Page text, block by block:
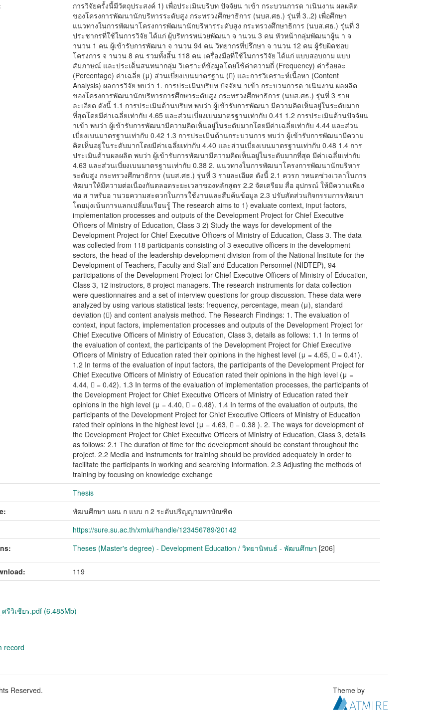
การวิจัยครั้งนี้มีวัตถุประสงค์ 1) เพื่อประเมินบริบท ปัจจัยน าเข้า กระบวนการด าเนินงาน ผลผลิต
ของโครงการพัฒนานักบริหารระดับสูง กระทรวงศึกษาธิการ (นบส.ศธ.) รุ่นที่ 3..2) เพื่อศึกษา
แนวทางในการพัฒนาโครงการพัฒนานักบริหารระดับสูง กระทรวงศึกษาธิการ (นบส.ศธ.) รุ่นที่ 3
ประชากรที่ใช้ในการวิจัย ได้แก่ ผู้บริหารหน่วยพัฒนา จ านวน 3 คน หัวหน้ากลุ่มพัฒนาผู้น า จ
านวน 1 คน ผู้เข้ารับการพัฒนา จ านวน 94 คน วิทยากรที่ปรึกษา จ านวน 12 คน ผู้รับผิดชอบ
โครงการ จ านวน 8 คน รวมทั้งสิ้น 118 คน เครื่องมือที่ใช้ในการวิจัย ได้แก่ แบบสอบถาม แบบ
สัมภาษณ์ และประเด็นสนทนากลุ่ม วิเคราะห์ข้อมูลโดยใช้ค่าความถี่ (Frequency) ค่าร้อยละ
(Percentage) ค่าเฉลี่ย (μ) ส่วนเบี่ยงเบนมาตรฐาน () และการวิเคราะห์เนื้อหา (Content
Analysis) ผลการวิจัย พบว่า 1. การประเมินบริบท ปัจจัยน าเข้า กระบวนการด าเนินงาน ผลผลิต
ของโครงการพัฒนานักบริหารการศึกษาระดับสูง กระทรวงศึกษาธิการ (นบส.ศธ.) รุ่นที่ 3 ราย
ละเอียด ดังนี้ 1.1 การประเมินด้านบริบท พบว่า ผู้เข้ารับการพัฒนา มีความคิดเห็นอยู่ในระดับมาก
ที่สุดโดยมีค่าเฉลี่ยเท่ากับ 4.65 และส่วนเบี่ยงเบนมาตรฐานเท่ากับ 0.41 1.2 การประเมินด้านปัจจัยน
าเข้า พบว่า ผู้เข้ารับการพัฒนามีความคิดเห็นอยู่ในระดับมากโดยมีค่าเฉลี่ยเท่ากับ 4.44 และส่วน
เบี่ยงเบนมาตรฐานเท่ากับ 0.42 1.3 การประเมินด้านกระบวนการ พบว่า ผู้เข้ารับการพัฒนามีความ
คิดเห็นอยู่ในระดับมากโดยมีค่าเฉลี่ยเท่ากับ 4.40 และส่วนเบี่ยงเบนมาตรฐานเท่ากับ 0.48 1.4 การ
ประเมินด้านผลผลิต พบว่า ผู้เข้ารับการพัฒนามีความคิดเห็นอยู่ในระดับมากที่สุด มีค่าเฉลี่ยเท่ากับ
4.63 และส่วนเบี่ยงเบนมาตรฐานเท่ากับ 0.38 2. แนวทางในการพัฒนาโครงการพัฒนานักบริหาร
ระดับสูง กระทรวงศึกษาธิการ (นบส.ศธ.) รุ่นที่ 3 รายละเอียด ดังนี้ 2.1 ควรก าหนดช่วงเวลาในการ
พัฒนาให้มีความต่อเนื่องกันตลอดระยะเวลาของหลักสูตร 2.2 จัดเตรียม สื่อ อุปกรณ์ ให้มีความเพียง
พอ ส าหรับอ านวยความสะดวกในการใช้งานและสืบค้นข้อมูล 2.3 ปรับสัดส่วนกิจกรรมการพัฒนา
โดยมุ่งเน้นการแลกเปลี่ยนเรียนรู้ The research aims to 1) evaluate context, input factors,
implementation processes and outputs of the Development Project for Chief Executive
Officers of Ministry of Education, Class 3 2) Study the ways for development of the
Development Project for Chief Executive Officers of Ministry of Education, Class 3. The data
was collected from 118 participants consisting of 3 executive officers in the development
sectors, the head of the leadership development division from of the National Institute for the
Development of Teachers, Faculty and Staff and Education Personnel (NIDTEP), 94
participations of the Development Project for Chief Executive Officers of Ministry of Education,
Class 3, 12 instructors, 8 project managers. The research instruments for data collection
were questionnaires and a set of interview questions for group discussion. These data were
analyzed by using various statistical tests: frequency, percentage, mean (μ), standard
deviation () and content analysis method. The Research Findings: 1. The evaluation of
context, input factors, implementation processes and outputs of the Development Project for
Chief Executive Officers of Ministry of Education, Class 3, details as follows: 1.1 In terms of
the evaluation of context, the participants of the Development Project for Chief Executive
Officers of Ministry of Education rated their opinions in the highest level (μ = 4.65,  = 0.41).
1.2 In terms of the evaluation of input factors, the participants of the Development Project for
Chief Executive Officers of Ministry of Education rated their opinions in the high level (μ =
4.44,  = 0.42). 1.3 In terms of the evaluation of implementation processes, the participants of
the Development Project for Chief Executive Officers of Ministry of Education rated their
opinions in the high level (μ = 4.40,  = 0.48). 1.4 In terms of the evaluation of outputs, the
participants of the Development Project for Chief Executive Officers of Ministry of Education
rated their opinions in the highest level (μ = 4.63,  = 0.38 ). 2. The ways for development of
the Development Project for Chief Executive Officers of Ministry of Education, Class 3, details
as follows: 2.1 The duration of time for the development should be constant throughout the
project. 2.2 Media and instruments for training should be provided adequately in order to
facilitate the participants in working and searching information. 2.3 Adjusting the methods of
training by focusing on knowledge exchange
Thesis
พัฒนศึกษา แผน ก แบบ ก 2 ระดับปริญญามหาบัณฑิต
https://sure.su.ac.th/xmlui/handle/123456789/20142
Theses (Master's degree) - Development Education / วิทยานิพนธ์ - พัฒนศึกษา [206]
119
รีวิเชียร.pdf (6.485Mb)
record
Reserved. Theme by